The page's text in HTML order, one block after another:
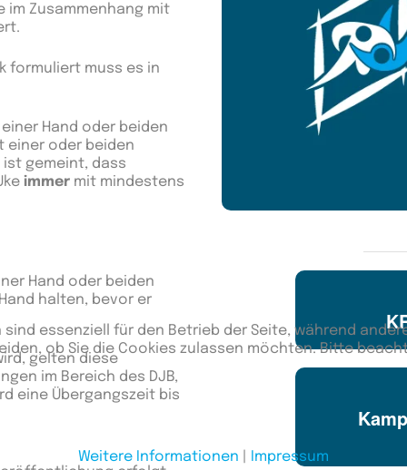
im Zusammenhang mit
formuliert muss es in
Hand oder beiden
oder beiden
gemeint, dass
immer mit mindestens
Hand oder beiden
halten, bevor er
gelten diese
im Bereich des DJB,
eine Übergangszeit bis
essenziell für den Betrieb der Seite, während
ob Sie die Cookies zulassen möchten. Bitte
Weitere Informationen Impressum